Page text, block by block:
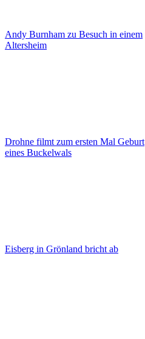
Andy Burnham zu Besuch in einem
Altersheim
Drohne filmt zum ersten Mal Geburt
eines Buckelwals
Eisberg in Grönland bricht ab